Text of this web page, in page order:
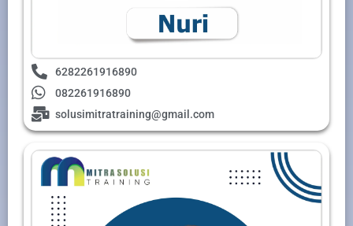
6282261916890
082261916890
solusimitratraining@gmail.com